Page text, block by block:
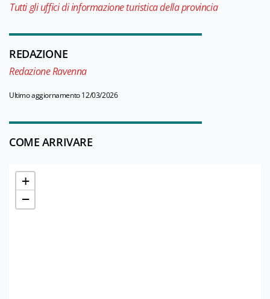
Tutti gli uffici di informazione turistica della provincia
REDAZIONE
Redazione Ravenna
Ultimo aggiornamento 12/03/2026
COME ARRIVARE
+
−